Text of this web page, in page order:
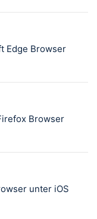
Edge Browser
Browser
unter iOS